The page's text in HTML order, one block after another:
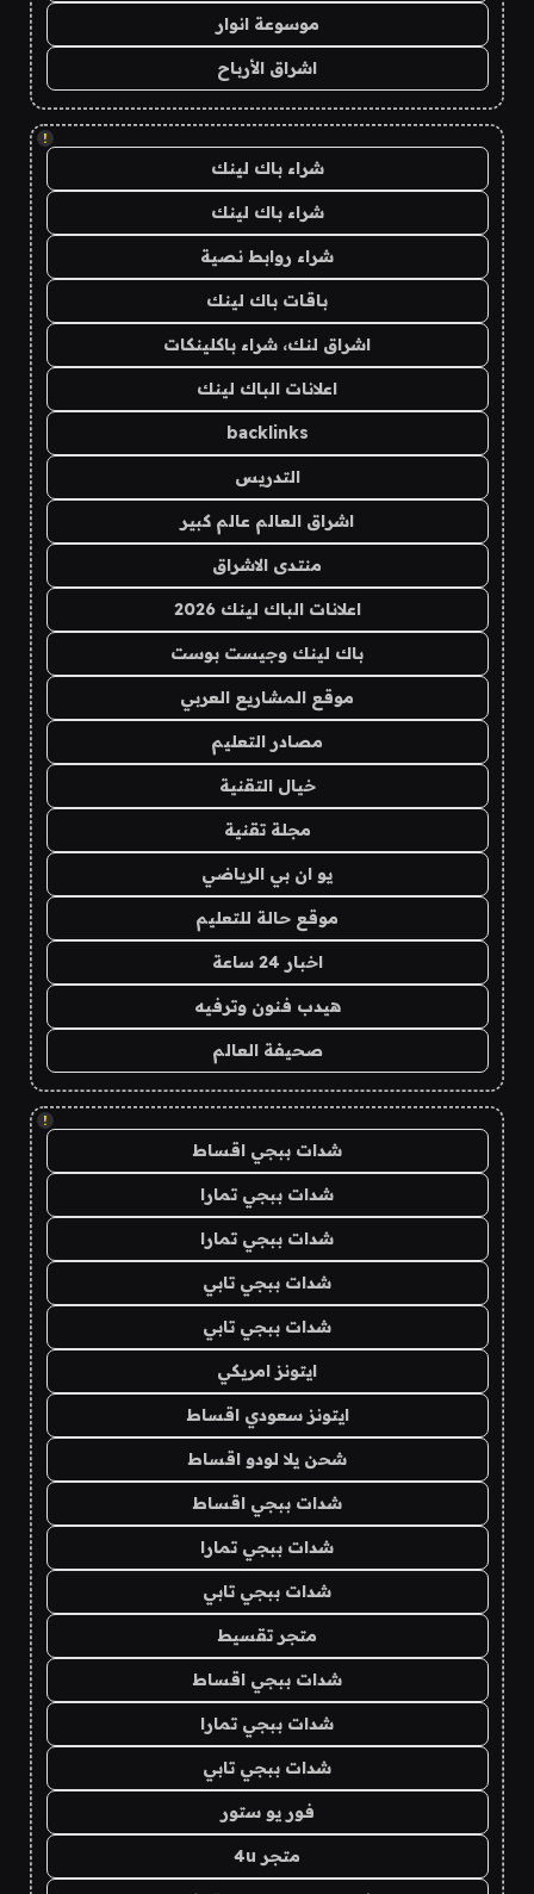
موسوعة انوار
اشراق الأرباح
!
شراء باك لينك
شراء باك لينك
شراء روابط نصية
باقات باك لينك
اشراق لنك، شراء باكلينكات
اعلانات الباك لينك
backlinks
التدريس
اشراق العالم عالم كبير
منتدى الاشراق
اعلانات الباك لينك 2026
باك لينك وجيست بوست
موقع المشاريع العربي
مصادر التعليم
خيال التقنية
مجلة تقنية
يو ان بي الرياضي
موقع حالة للتعليم
اخبار 24 ساعة
هيدب فنون وترفيه
صحيفة العالم
!
شدات ببجي اقساط
شدات ببجي تمارا
شدات ببجي تمارا
شدات ببجي تابي
شدات ببجي تابي
ايتونز امريكي
ايتونز سعودي اقساط
شحن يلا لودو اقساط
شدات ببجي اقساط
شدات ببجي تمارا
شدات ببجي تابي
متجر تقسيط
شدات ببجي اقساط
شدات ببجي تمارا
شدات ببجي تابي
فور يو ستور
متجر 4u